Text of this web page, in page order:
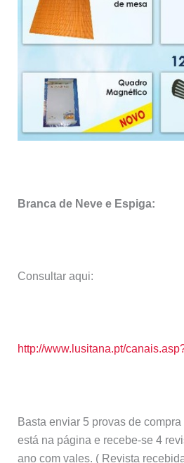
Branca de Neve e Espiga:
Consultar aqui:
http://www.lusitana.pt/
Basta enviar 5 provas de
está na página e recebe-se 4
ano com vales. ( Revista